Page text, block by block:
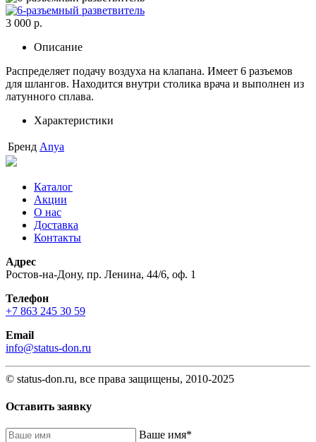
3 000 р.
Описание
Распределяет подачу воздуха на клапана. Имеет 6 разъемов
для шлангов. Находится внутри столика врача и выполнен из
латунного сплава.
Характеристики
Бренд Anya
Каталог
Акции
О нас
Доставка
Контакты
Адрес
Ростов-на-Дону, пр. Ленина, 44/6, оф. 1
Телефон
+7 863 245 30 59
Email
info@status-don.ru
© status-don.ru, все права защищены, 2010-2025
Оставить заявку
Baшe имя*